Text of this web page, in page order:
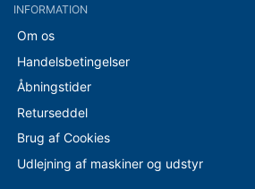
INFORMATION
Om os
Handelsbetingelser
Åbningstider
Returseddel
Brug af Cookies
Udlejning af maskiner og udstyr